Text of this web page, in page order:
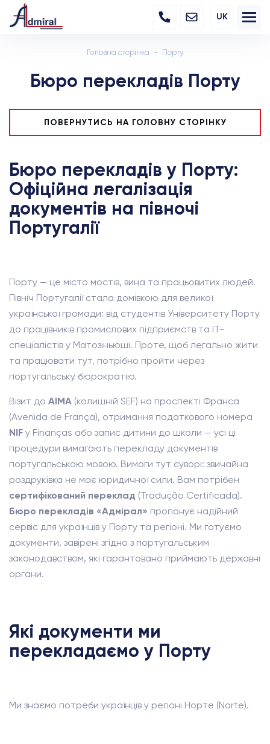
UK
Головна сторінка Порту
Бюро перекладів Порту
ПОВЕРНУТИСЬ НА ГОЛОВНУ СТОРІНКУ
Бюро перекладів у Порту:
Офіційна легалізація
документів на півночі
Португалії
Порту — це місто мостів, вина та працьовитих людей.
Північ Португалії стала домівкою для великої
української громади: від студентів Університету Порту
до працівників промислових підприємств та IT-
спеціалістів у Матозіньюші. Проте, щоб легально жити
та працювати тут, потрібно пройти через
португальську бюрократію.
Візит до AIMA (колишній SEF) на проспекті Франса
(Avenida de França), отримання податкового номера
NIF у Finanças або запис дитини до школи — усі ці
процедури вимагають перекладу документів
португальською мовою. Вимоги тут суворі: звичайна
роздруківка не має юридичної сили. Вам потрібен
сертифікований переклад (Tradução Certificada).
Бюро перекладів «Адмірал» пропонує надійний
сервіс для українців у Порту та регіоні. Ми готуємо
документи, завірені згідно з португальським
законодавством, які гарантовано приймають державні
органи.
Які документи ми
перекладаємо у Порту
Ми знаємо потреби українців у регіоні Норте (Norte).